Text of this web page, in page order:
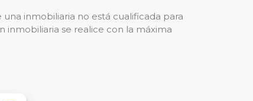
inmobiliaria no está cualificada para
inmobiliaria se realice con la máxima